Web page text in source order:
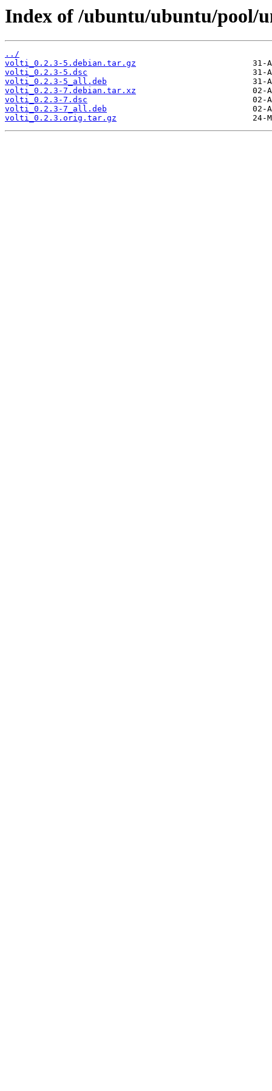
Index of /ubuntu/ubuntu/pool/
../
volti_0.2.3-5.debian.tar.gz
volti_0.2.3-5.dsc
volti_0.2.3-5_all.deb
volti_0.2.3-7.debian.tar.xz
volti_0.2.3-7.dsc
volti_0.2.3-7_all.deb
volti_0.2.3.orig.tar.gz